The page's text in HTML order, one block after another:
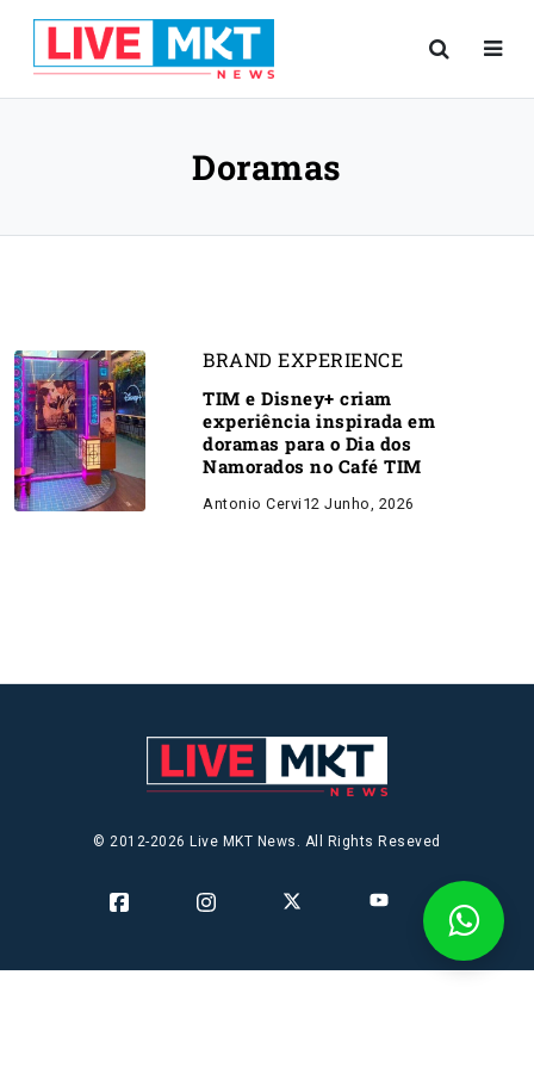
Doramas
BRAND EXPERIENCE
TIM e Disney+ criam
experiência inspirada em
doramas para o Dia dos
Namorados no Café TIM
Antonio Cervi 12 Junho, 2026
© 2012-2026 Live MKT News. All Rights Reseved